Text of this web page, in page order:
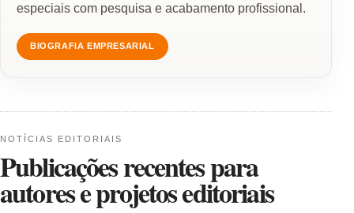
especiais com pesquisa e acabamento profissional.
BIOGRAFIA EMPRESARIAL
NOTÍCIAS EDITORIAIS
Publicações recentes para
autores e projetos editoriais